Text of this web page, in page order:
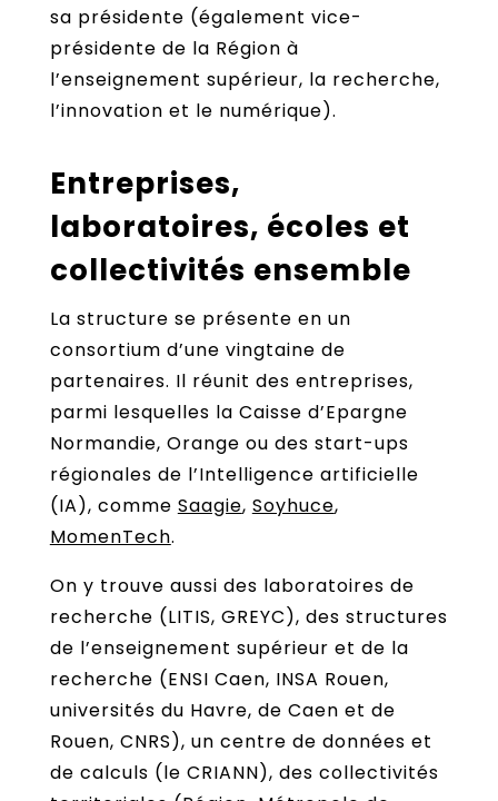
sa présidente (également vice-
présidente de la Région à
l’enseignement supérieur, la recherche,
l’innovation et le numérique).
Entreprises,
laboratoires, écoles et
collectivités ensemble
La structure se présente en un
consortium d’une vingtaine de
partenaires. Il réunit des entreprises,
parmi lesquelles la Caisse d’Epargne
Normandie, Orange ou des start-ups
régionales de l’Intelligence artificielle
(IA), comme Saagie, Soyhuce,
MomenTech.
On y trouve aussi des laboratoires de
recherche (LITIS, GREYC), des structures
de l’enseignement supérieur et de la
recherche (ENSI Caen, INSA Rouen,
universités du Havre, de Caen et de
Rouen, CNRS), un centre de données et
de calculs (le CRIANN), des collectivités